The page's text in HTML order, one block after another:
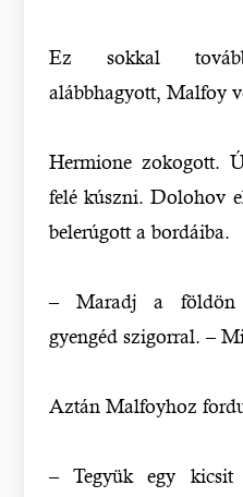
Ez sokkal
alábbhagyott, Malfoy
Hermione zokogott.
felé kúszni. Dolohov
belerúgott a bordáiba.
– Maradj a földön
gyengéd szigorral. –
Aztán Malfoyhoz
– Tegyük egy kicsit